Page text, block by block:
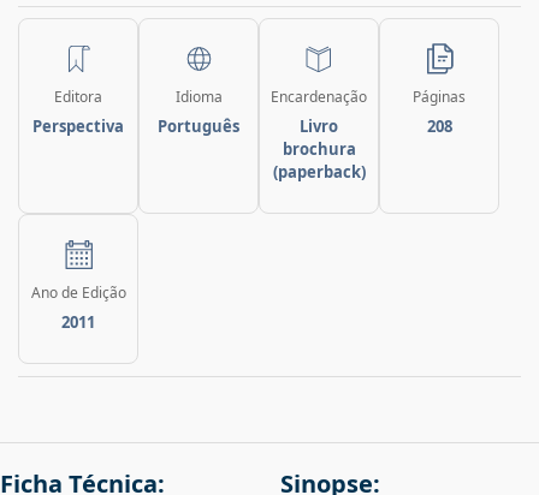
Editora
Perspectiva
Idioma
Português
Encardenação
Livro
brochura
(paperback)
Páginas
208
Ano de Edição
2011
Ficha Técnica: Sinopse: